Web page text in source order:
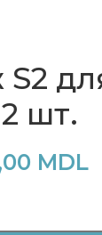
шт.
MDL